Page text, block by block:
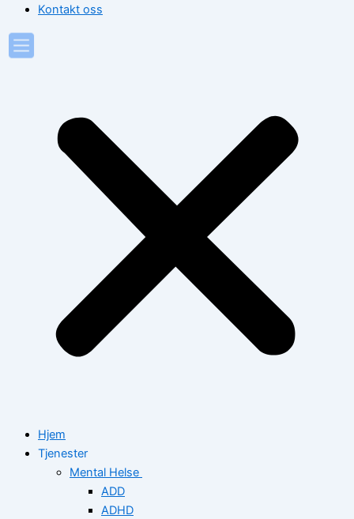
Kontakt oss
Hjem
Tjenester
Mental Helse
ADD
ADHD